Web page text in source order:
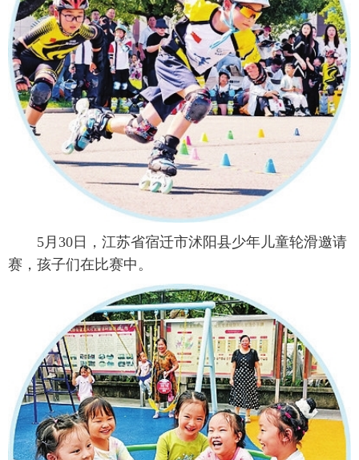
太原日报 太原晚报 热评 社区
5月30日，江苏省宿迁市沭阳县少年儿童轮滑邀请
赛，孩子们在比赛中。